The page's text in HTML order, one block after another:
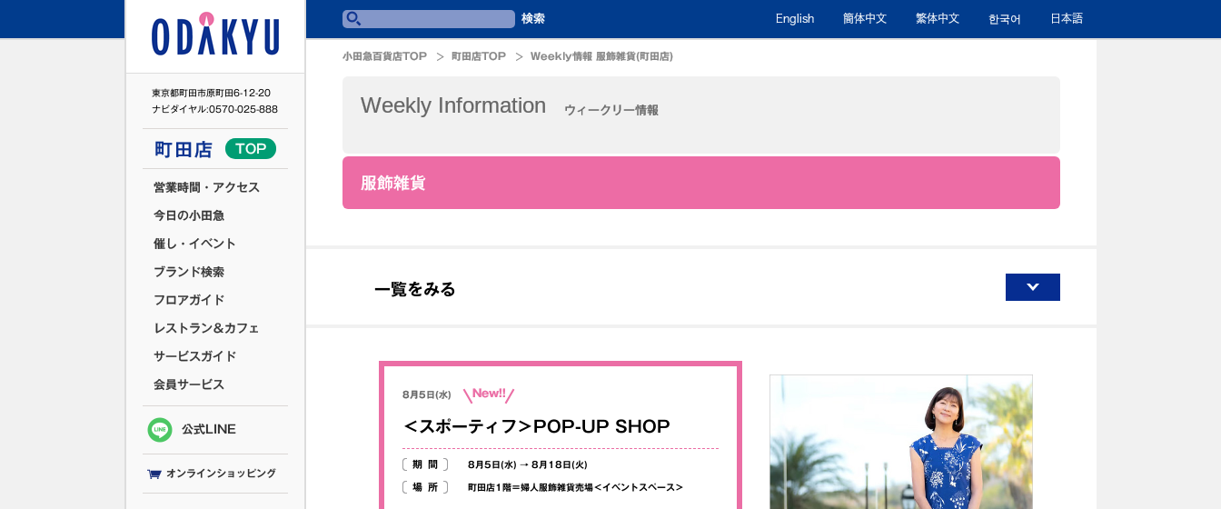
東京都町田市原町田6-12-20
ナビダイヤル:0570-025-888
町田店 TOP
営業時間・アクセス
今日の小田急
催し・イベント
ブランド検索
フロアガイド
レストラン＆カフェ
サービスガイド
会員サービス
公式LINE
オンラインショッピング
English 簡体中文 繁体中文 한국어 日本語
小田急百貨店TOP 町田店TOP Weekly情報 服飾雑貨(町田店)
Weekly Information ウィークリー情報
服飾雑貨
一覧をみる
8月5日(水) New!!
＜スポーティフ＞POP-UP SHOP
期間 8月5日(水) → 8月18日(火)
場所 町田店1階＝婦人服飾雑貨売場＜イベントスペース＞